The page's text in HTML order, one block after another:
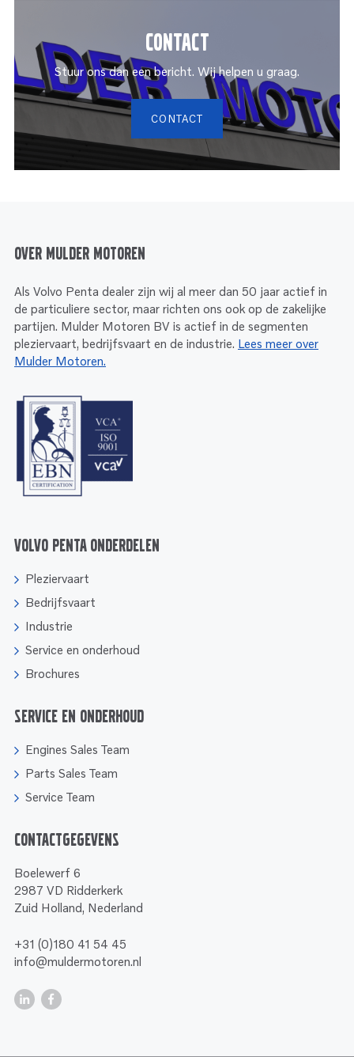
Contact
Stuur ons dan een bericht. Wij helpen u graag.
CONTACT
Over Mulder Motoren
Als Volvo Penta dealer zijn wij al meer dan 50 jaar actief in
de particuliere sector, maar richten ons ook op de zakelijke
partijen. Mulder Motoren BV is actief in de segmenten
pleziervaart, bedrijfsvaart en de industrie. Lees meer over
Mulder Motoren.
Volvo Penta onderdelen
Pleziervaart
Bedrijfsvaart
Industrie
Service en onderhoud
Brochures
Service en onderhoud
Engines Sales Team
Parts Sales Team
Service Team
Contactgegevens
Boelewerf 6
2987 VD Ridderkerk
Zuid Holland, Nederland
+31 (0)180 41 54 45
info@muldermotoren.nl